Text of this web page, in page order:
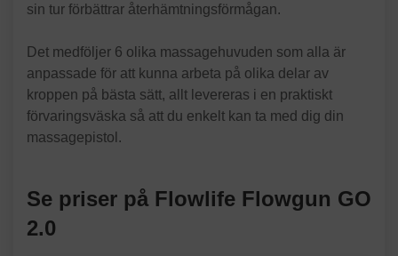
sin tur förbättrar återhämtningsförmågan.
Det medföljer 6 olika massagehuvuden som alla är
anpassade för att kunna arbeta på olika delar av
kroppen på bästa sätt, allt levereras i en praktiskt
förvaringsväska så att du enkelt kan ta med dig din
massagepistol.
Se priser på Flowlife Flowgun GO
2.0